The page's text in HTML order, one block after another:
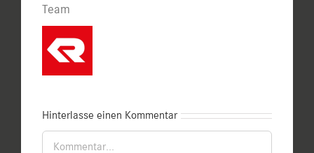
Team
Hinterlasse einen Kommentar
Kommentar